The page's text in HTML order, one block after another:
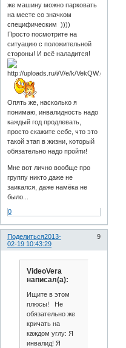
же машину можно парковать
на месте со значком
специфическим ))))
Просто посмотрите на
ситуацию с положительной
стороны! И всё наладится!
Опять же, насколько я
понимаю, инвалидность надо
каждый год продлевать,
просто скажите себе, что это
такой этап в жизни, который
обязательно надо пройти!
Мне вот лично вообще про
группу никто даже не
заикался, даже намёка не
было...
0
Поделиться 9
2013-
02-19 10:43:29
VideoVera
написал(а):
Ищите в этом
плюсы! Не
обязательно же
кричать на
каждом углу: Я
инвалид! Я